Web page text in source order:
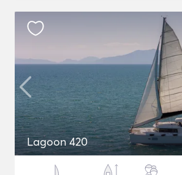
Lagoon 420